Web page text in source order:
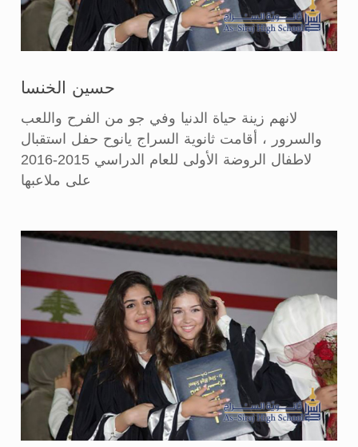
حسين الخنسا
لانهم زينة حياة الدنيا وفي جو من الفرح واللعب
والسرور ، أقامت ثانوية السراج يانوح حفل استقبال
لاطفال الروضة الأولى للعام الدراسي 2015-2016
على ملاعبها